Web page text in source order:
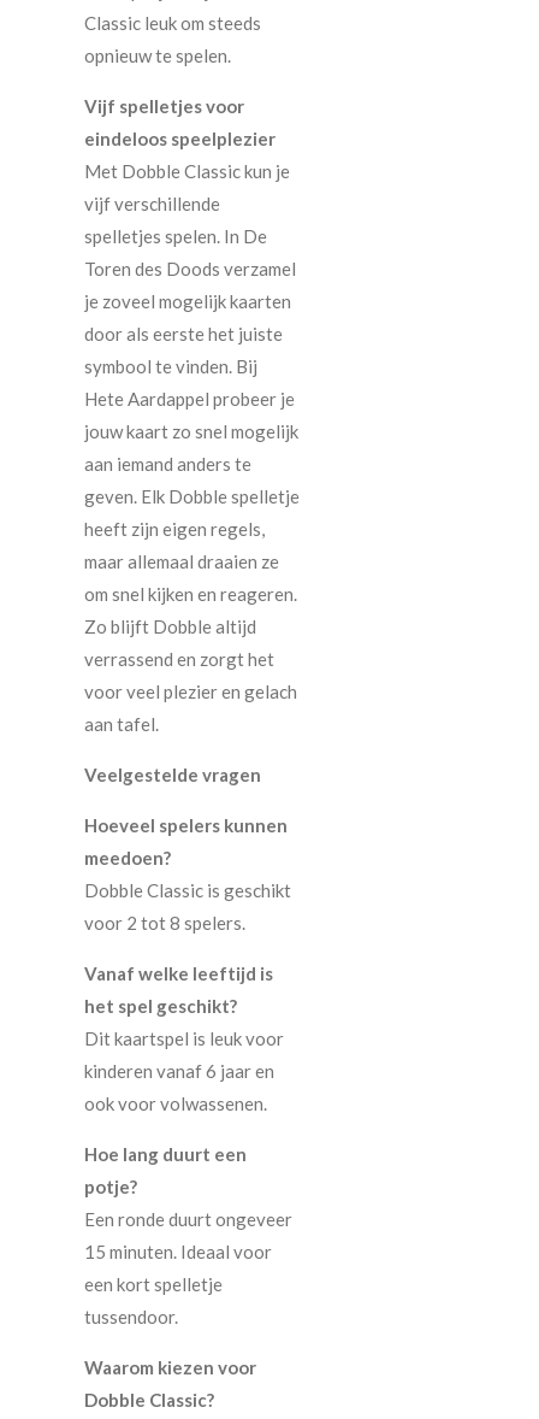
Classic leuk om steeds
opnieuw te spelen.
Vijf spelletjes voor
eindeloos speelplezier
Met Dobble Classic kun je
vijf verschillende
spelletjes spelen. In De
Toren des Doods verzamel
je zoveel mogelijk kaarten
door als eerste het juiste
symbool te vinden. Bij
Hete Aardappel probeer je
jouw kaart zo snel mogelijk
aan iemand anders te
geven. Elk Dobble spelletje
heeft zijn eigen regels,
maar allemaal draaien ze
om snel kijken en reageren.
Zo blijft Dobble altijd
verrassend en zorgt het
voor veel plezier en gelach
aan tafel.
Veelgestelde vragen
Hoeveel spelers kunnen
meedoen?
Dobble Classic is geschikt
voor 2 tot 8 spelers.
Vanaf welke leeftijd is
het spel geschikt?
Dit kaartspel is leuk voor
kinderen vanaf 6 jaar en
ook voor volwassenen.
Hoe lang duurt een
potje?
Een ronde duurt ongeveer
15 minuten. Ideaal voor
een kort spelletje
tussendoor.
Waarom kiezen voor
Dobble Classic?